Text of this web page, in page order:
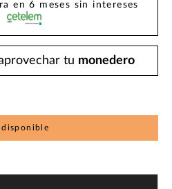
en 6 meses sin intereses
tu monedero
disponible